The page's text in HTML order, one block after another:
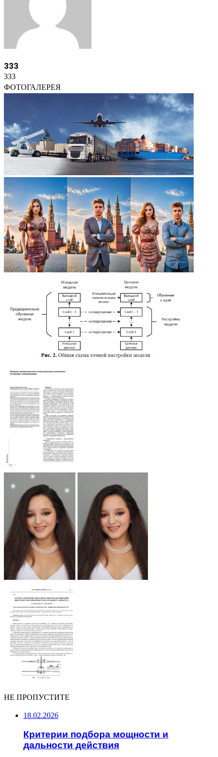
333
333
ФОТОГАЛЕРЕЯ
НЕ ПРОПУСТИТЕ
18.02.2026
Критерии подбора мощности и
дальности действия